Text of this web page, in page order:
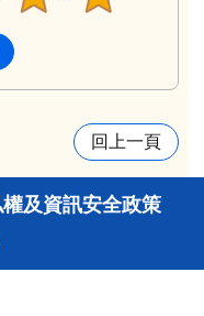
回上一頁
權及資訊安全政策